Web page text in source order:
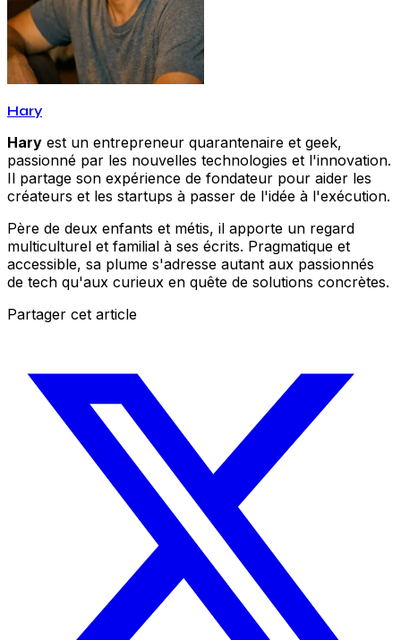
Hary
Hary est un entrepreneur quarantenaire et geek,
passionné par les nouvelles technologies et l'innovation.
Il partage son expérience de fondateur pour aider les
créateurs et les startups à passer de l'idée à l'exécution.
Père de deux enfants et métis, il apporte un regard
multiculturel et familial à ses écrits. Pragmatique et
accessible, sa plume s'adresse autant aux passionnés
de tech qu'aux curieux en quête de solutions concrètes.
Partager cet article